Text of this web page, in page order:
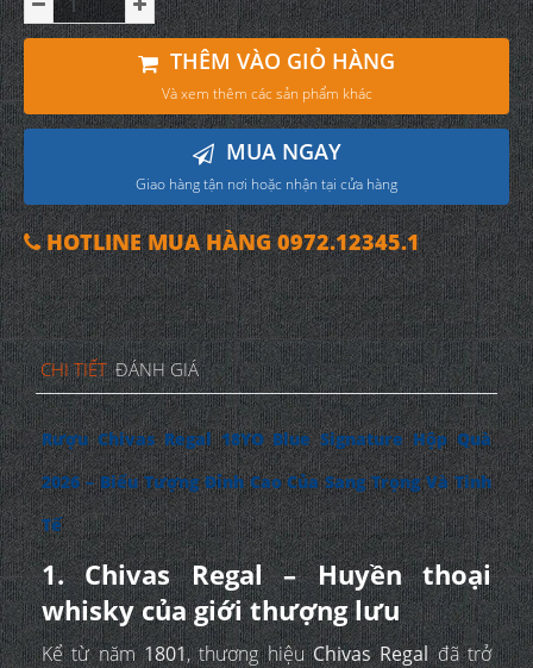
THÊM VÀO GIỎ HÀNG
Và xem thêm các sản phẩm khác
MUA NGAY
Giao hàng tận nơi hoặc nhận tại cửa hàng
HOTLINE MUA HÀNG 0972.12345.1
CHI TIẾT ĐÁNH GIÁ
Rượu Chivas Regal 18YO Blue Signature Hộp Quà
2026 – Biểu Tượng Đỉnh Cao Của Sang Trọng Và Tinh
Tế
1. Chivas Regal – Huyền thoại
whisky của giới thượng lưu
Kể từ năm1801, thương hiệuChivas Regalđã trở